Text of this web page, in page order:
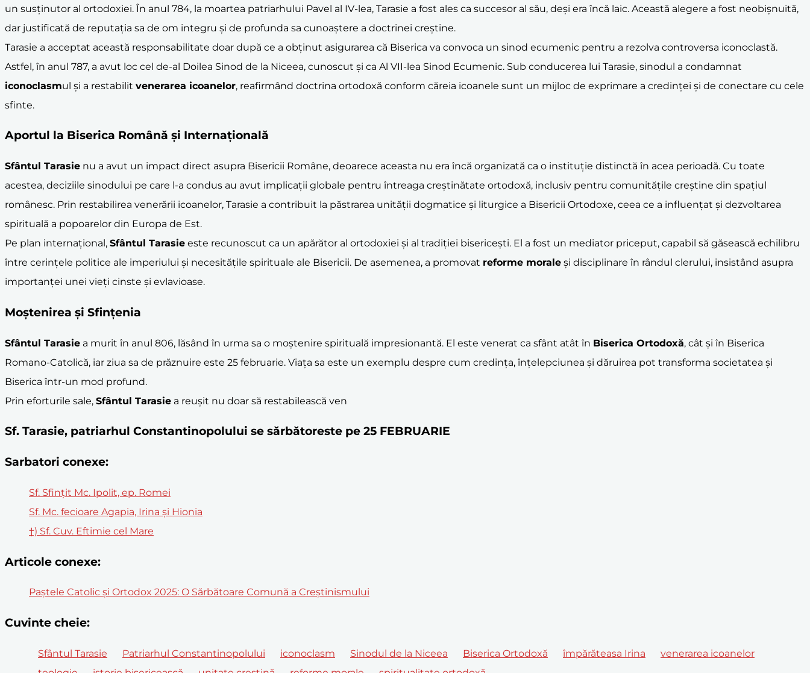
un susținutor al ortodoxiei. În anul 784, la moartea patriarhului Pavel al IV-lea, Tarasie a fost ales ca succesor al său, deși era încă laic. Această alegere a fost neobișnuită,
dar justificată de reputația sa de om integru și de profunda sa cunoaștere a doctrinei creștine.
Tarasie a acceptat această responsabilitate doar după ce a obținut asigurarea că Biserica va convoca un sinod ecumenic pentru a rezolva controversa iconoclastă.
Astfel, în anul 787, a avut loc cel de-al Doilea Sinod de la Niceea, cunoscut și ca Al VII-lea Sinod Ecumenic. Sub conducerea lui Tarasie, sinodul a condamnat
iconoclasmul și a restabilit venerarea icoanelor, reafirmând doctrina ortodoxă conform căreia icoanele sunt un mijloc de exprimare a credinței și de conectare cu cele
sfinte.
Aportul la Biserica Română și Internațională
Sfântul Tarasie nu a avut un impact direct asupra Bisericii Române, deoarece aceasta nu era încă organizată ca o instituție distinctă în acea perioadă. Cu toate
acestea, deciziile sinodului pe care l-a condus au avut implicații globale pentru întreaga creștinătate ortodoxă, inclusiv pentru comunitățile creștine din spațiul
românesc. Prin restabilirea venerării icoanelor, Tarasie a contribuit la păstrarea unității dogmatice și liturgice a Bisericii Ortodoxe, ceea ce a influențat și dezvoltarea
spirituală a popoarelor din Europa de Est.
Pe plan internațional, Sfântul Tarasie este recunoscut ca un apărător al ortodoxiei și al tradiției bisericești. El a fost un mediator priceput, capabil să găsească echilibru
între cerințele politice ale imperiului și necesitățile spirituale ale Bisericii. De asemenea, a promovat reforme morale și disciplinare în rândul clerului, insistând asupra
importanței unei vieți cinste și evlavioase.
Moștenirea și Sfințenia
Sfântul Tarasie a murit în anul 806, lăsând în urma sa o moștenire spirituală impresionantă. El este venerat ca sfânt atât în Biserica Ortodoxă, cât și în Biserica
Romano-Catolică, iar ziua sa de prăznuire este 25 februarie. Viața sa este un exemplu despre cum credința, înțelepciunea și dăruirea pot transforma societatea și
Biserica într-un mod profund.
Prin eforturile sale, Sfântul Tarasie a reușit nu doar să restabilească ven
Sf. Tarasie, patriarhul Constantinopolului se sărbătoreste pe 25 FEBRUARIE
Sarbatori conexe:
Sf. Sfințit Mc. Ipolit, ep. Romei
Sf. Mc. fecioare Agapia, Irina şi Hionia
†) Sf. Cuv. Eftimie cel Mare
Articole conexe:
Paștele Catolic și Ortodox 2025: O Sărbătoare Comună a Creștinismului
Cuvinte cheie:
Sfântul Tarasie Patriarhul Constantinopolului iconoclasm Sinodul de la Niceea Biserica Ortodoxă împărăteasa Irina
venerarea icoanelor